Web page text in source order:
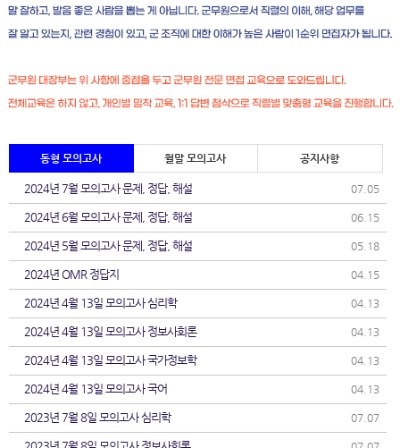
동형 모의고사 월말 모의고사 공지사항
2024년 7월 모의고사 문제, 정답, 해설 07.05
2024년 6월 모의고사 문제, 정답, 해설 06.15
2024년 5월 모의고사 문제, 정답, 해설 05.18
2024년 OMR 정답지 04.15
2024년 4월 13일 모의고사 심리학 04.13
2024년 4월 13일 모의고사 정보사회론 04.13
2024년 4월 13일 모의고사 국가정보학 04.13
2024년 4월 13일 모의고사 국어 04.13
2023년 7월 8일 모의고사 심리학 07.07